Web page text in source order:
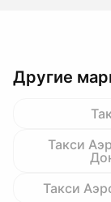
Другие
Такси
Такси